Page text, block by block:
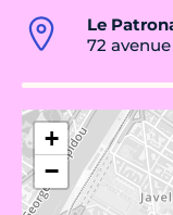
Le
72
+
−